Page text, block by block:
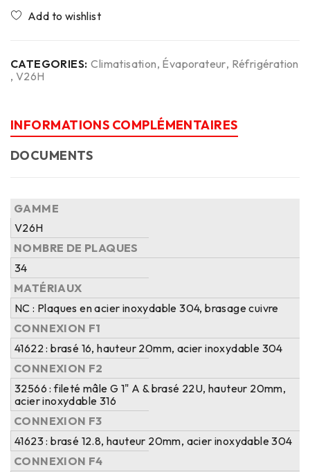
CATEGORIES: Climatisation, Évaporateur, Réfrigération
, V26H
INFORMATIONS COMPLÉMENTAIRES
DOCUMENTS
GAMME
V26H
NOMBRE DE PLAQUES
34
MATÉRIAUX
NC : Plaques en acier inoxydable 304, brasage cuivre
CONNEXION F1
41622 : brasé 16, hauteur 20mm, acier inoxydable 304
CONNEXION F2
32566 : fileté mâle G 1" A & brasé 22U, hauteur 20mm,
acier inoxydable 316
CONNEXION F3
41623 : brasé 12.8, hauteur 20mm, acier inoxydable 304
CONNEXION F4